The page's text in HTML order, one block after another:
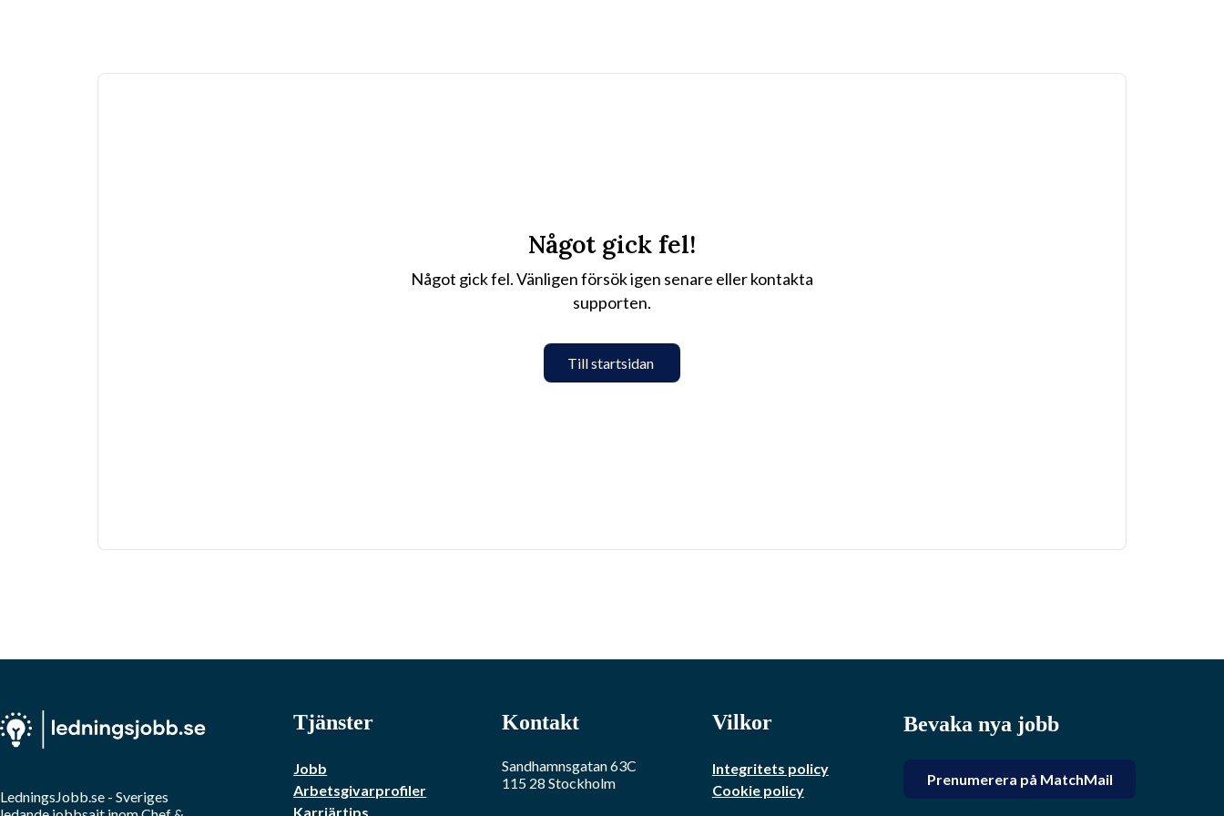
Något gick fel!
Något gick fel. Vänligen försök igen senare eller kontakta
supporten.
Till startsidan
LedningsJobb.se - Sveriges
Tjänster
Jobb
Arbetsgivarprofiler
Karriärtips
Kontakt
Sandhamnsgatan 63C
115 28 Stockholm
Vilkor
Integritets policy
Cookie policy
Bevaka nya jobb
Prenumerera på MatchMail